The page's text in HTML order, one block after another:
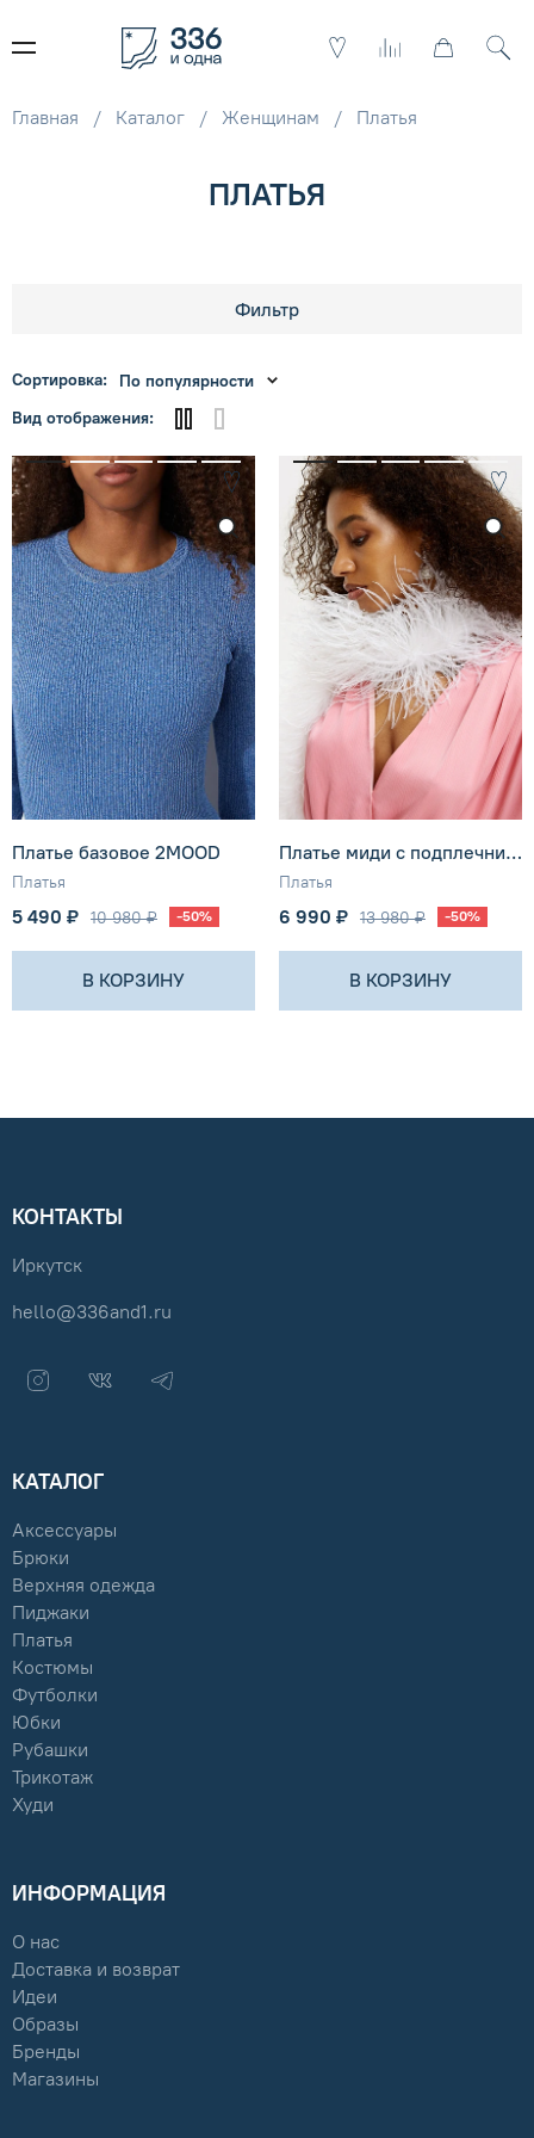
Главная Каталог Женщинам Платья
ПЛАТЬЯ
Фильтр
Сортировка:
По популярности
Вид отображения:
Платье базовое 2MOOD
Платья
5 490 ₽ 10 980 ₽ -50%
В КОРЗИНУ
Платье миди с подплечниками розового цвета 2MOOD
Платья
6 990 ₽ 13 980 ₽ -50%
В КОРЗИНУ
КОНТАКТЫ
Иркутск
hello@336and1.ru
КАТАЛОГ
Аксессуары
Брюки
Верхняя одежда
Пиджаки
Платья
Костюмы
Футболки
Юбки
Рубашки
Трикотаж
Худи
ИНФОРМАЦИЯ
О нас
Доставка и возврат
Идеи
Образы
Бренды
Магазины